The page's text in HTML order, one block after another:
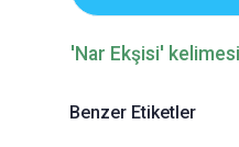
'Nar Ekşisi'
Benzer Etiketler